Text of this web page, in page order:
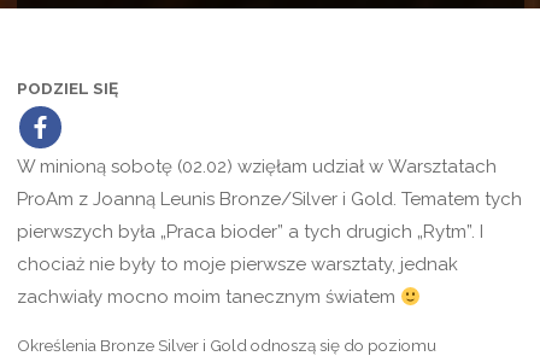
główna
PODZIEL SIĘ
W minioną sobotę (02.02) wzięłam udział w Warsztatach
ProAm z Joanną Leunis Bronze/Silver i Gold. Tematem tych
pierwszych była „Praca bioder” a tych drugich „Rytm”. I
chociaż nie były to moje pierwsze warsztaty, jednak
zachwiały mocno moim tanecznym światem
Określenia Bronze Silver i Gold odnoszą się do poziomu